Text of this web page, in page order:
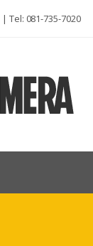
| Tel: 081-735-7020